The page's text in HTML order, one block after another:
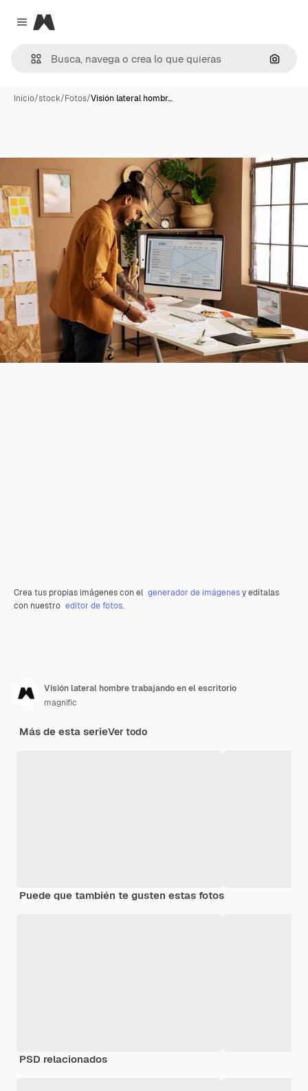
Close menu
Magnific
Inicio/stock/Fotos/Visión lateral hombr…
Crea tus propias imágenes con el generador de imágenesy edítalas
con nuestro editor de fotos.
Visión lateral hombre trabajando en el escritorio
magnific
Más de esta serieVer todo
Puede que también te gusten estas fotos
PSD relacionados